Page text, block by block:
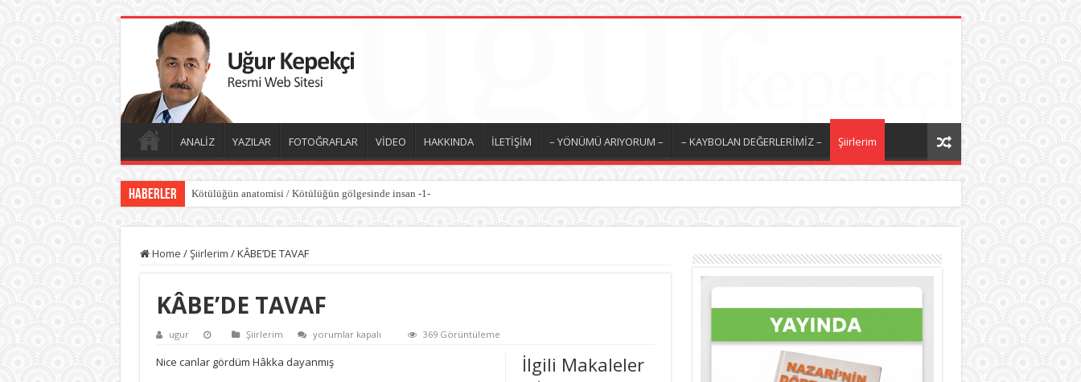
ANALİZ YAZILAR FOTOĞRAFLAR VİDEO HAKKINDA İLETİŞİM – YÖNÜMÜ ARIYORUM – – KAYBOLAN DEĞERLERİMİZ – Şiirlerim
Haberler Kötülüğün anatomisi / Kötülüğün gölgesinde insan -1-
Home /Şiirlerim /KÂBE’DE TAVAF
KÂBE’DE TAVAF
ugur Şiirlerim
KÂBE’DE
için
yorumlar kapalı 369 Görüntüleme
İlgili Makaleler
Nice canlar gördüm Hâkka dayanmış